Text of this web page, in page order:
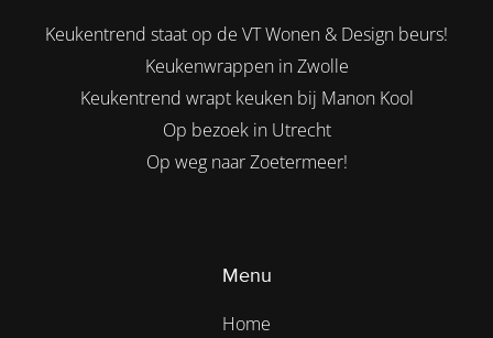
Keukentrend staat op de VT Wonen & Design beurs!
Keukenwrappen in Zwolle
Keukentrend wrapt keuken bij Manon Kool
Op bezoek in Utrecht
Op weg naar Zoetermeer!
Menu
Home